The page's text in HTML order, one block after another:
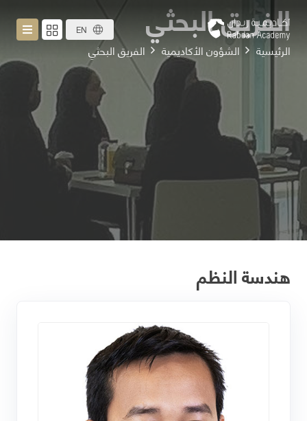
EN الفريق البحثي
الرئيسية الشؤون الأكاديمية الفريق البحثي
هندسة النظم